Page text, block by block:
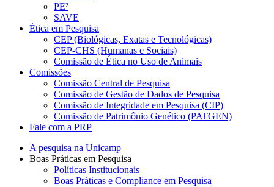
PE²
SAVE
Ética em Pesquisa
CEP (Biológicas, Exatas e Tecnológicas)
CEP-CHS (Humanas e Sociais)
Comissão de Ética no Uso de Animais
Comissões
Comissão Central de Pesquisa
Comissão de Gestão de Dados de Pesquisa
Comissão de Integridade em Pesquisa (CIP)
Comissão de Patrimônio Genético (PATGEN)
Fale com a PRP
A pesquisa na Unicamp
Boas Práticas em Pesquisa
Políticas Institucionais
Boas Práticas e Compliance em Pesquisa